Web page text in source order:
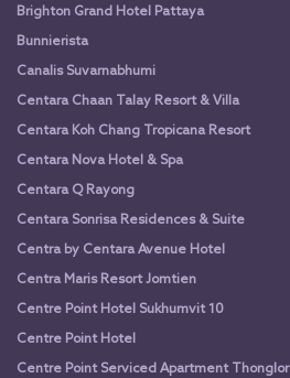
Brighton Grand Hotel Pattaya
Bunnierista
Canalis Suvarnabhumi
Centara Chaan Talay Resort & Villa
Centara Koh Chang Tropicana Resort
Centara Nova Hotel & Spa
Centara Q Rayong
Centara Sonrisa Residences & Suite
Centra by Centara Avenue Hotel
Centra Maris Resort Jomtien
Centre Point Hotel Sukhumvit 10
Centre Point Hotel
Centre Point Serviced Apartment Thonglor